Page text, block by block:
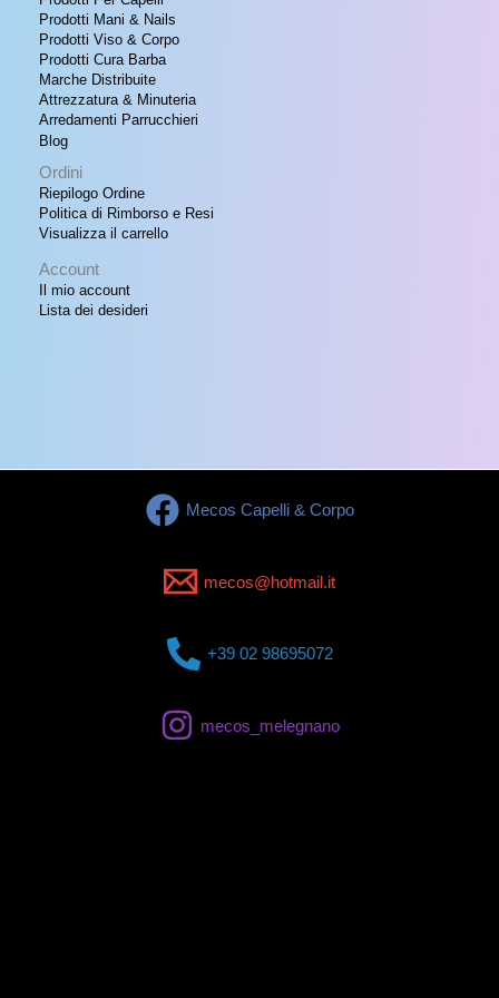
Prodotti Mani & Nails
Prodotti Viso & Corpo
Prodotti Cura Barba
Marche Distribuite
Attrezzatura & Minuteria
Arredamenti Parrucchieri
Blog
Ordini
Riepilogo Ordine
Politica di Rimborso e Resi
Visualizza il carrello
Account
Il mio account
Lista dei desideri
Mecos Capelli & Corpo
mecos@hotmail.it
+39 02 98695072
mecos_melegnano